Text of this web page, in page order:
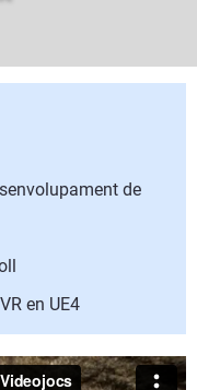
de
en UE4